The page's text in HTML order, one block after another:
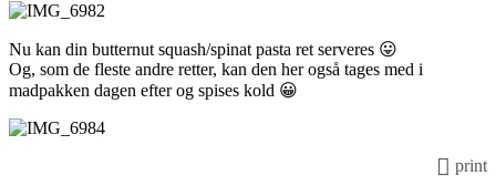
Nu kan din butternut squash/spinat pasta ret serveres 😛
Og, som de fleste andre retter, kan den her også tages med i
madpakken dagen efter og spises kold 😀
print